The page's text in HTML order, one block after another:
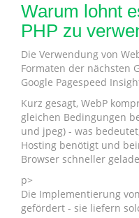
Warum lohnt
PHP zu
Die Verwendung von
Formaten der nächsten
Google Pagespeed
Kurz gesagt, WebP
gleichen Bedingungen
und jpeg) - was
Hosting benötigt und
Browser schneller
p>
Die Implementierung
gefördert - sie liefern